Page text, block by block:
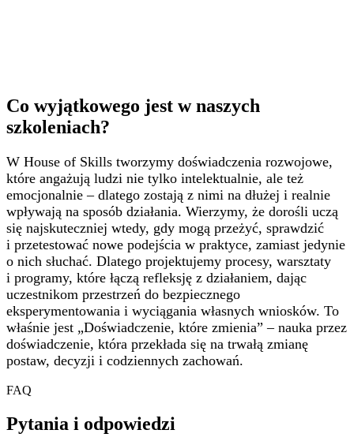
Co wyjątkowego jest w naszych
szkoleniach?
W House of Skills tworzymy doświadczenia rozwojowe,
które angażują ludzi nie tylko intelektualnie, ale też
emocjonalnie – dlatego zostają z nimi na dłużej i realnie
wpływają na sposób działania. Wierzymy, że dorośli uczą
się najskuteczniej wtedy, gdy mogą przeżyć, sprawdzić
i przetestować nowe podejścia w praktyce, zamiast jedynie
o nich słuchać. Dlatego projektujemy procesy, warsztaty
i programy, które łączą refleksję z działaniem, dając
uczestnikom przestrzeń do bezpiecznego
eksperymentowania i wyciągania własnych wniosków. To
właśnie jest „Doświadczenie, które zmienia” – nauka przez
doświadczenie, która przekłada się na trwałą zmianę
postaw, decyzji i codziennych zachowań.
FAQ
Pytania i odpowiedzi